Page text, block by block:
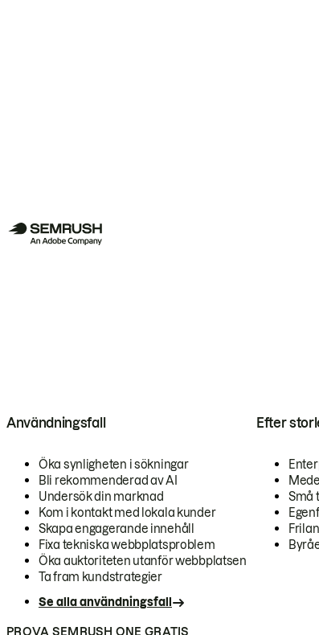
Användningsfall
Öka synligheten i sökningar
Bli rekommenderad av AI
Undersök din marknad
Kom i kontakt med lokala kunder
Skapa engagerande innehåll
Fixa tekniska webbplatsproblem
Öka auktoriteten utanför webbplatsen
Ta fram kundstrategier
Se alla användningsfall
Efter
Små
PROVA SEMRUSH ONE GRATIS